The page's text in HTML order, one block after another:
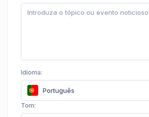
Idioma:
Português
Tom: